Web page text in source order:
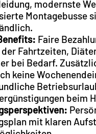
modernste
Montagebusse
Faire
Fahrtzeiten,
bei Bedarf.
keine
beim
mit klaren